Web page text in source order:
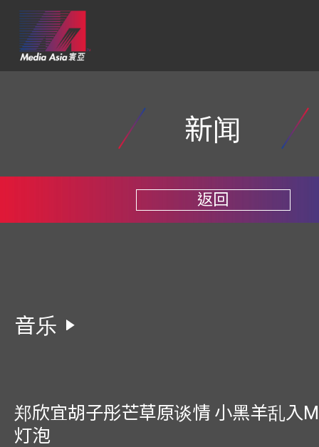
新闻
返回
音乐
郑欣宜胡子彤芒草原谈情 小黑羊乱入
灯泡